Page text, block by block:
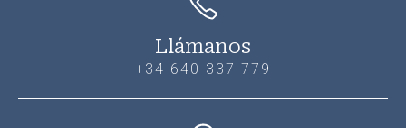
Llámanos
+34 640 337 779